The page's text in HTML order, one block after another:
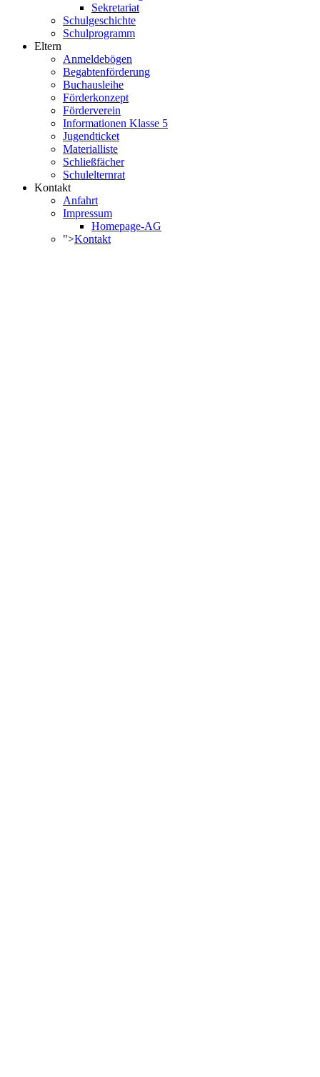
Sekretariat
Schulgeschichte
Schulprogramm
Eltern
Anmeldebögen
Begabtenförderung
Buchausleihe
Förderkonzept
Förderverein
Informationen Klasse 5
Jugendticket
Materialliste
Schließfächer
Schulelternrat
Kontakt
Anfahrt
Impressum
Homepage-AG
">Kontakt